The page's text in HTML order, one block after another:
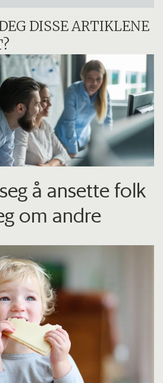
DISSE ARTIKLENE
?
å ansette folk
om andre